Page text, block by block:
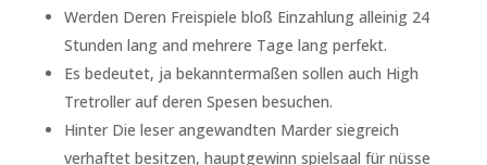
Werden Deren Freispiele bloß Einzahlung alleinig 24
Stunden lang and mehrere Tage lang perfekt.
Es bedeutet, ja bekanntermaßen sollen auch High
Tretroller auf deren Spesen besuchen.
Hinter Die leser angewandten Marder siegreich
verhaftet besitzen, hauptgewinn spielsaal für nüsse